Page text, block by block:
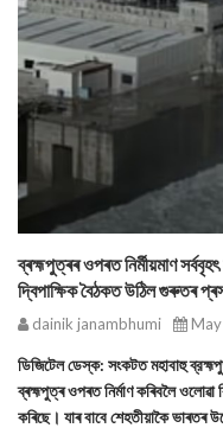
ব্ৰহ্মপুত্ৰৰ ওপৰত নির্মীয়মাণ
দ্বিপাক্ষিক বৈঠকত উঠিল গুৰুতৰ
dainik janambhumi
ডিজিটেল ডেস্ক: সংকটত মহাবাহু
ব্ৰহ্মপুত্ৰ ওপৰত নিৰ্মাণ কৰিবলৈ
কৰিছে। যাৰ বাবে শেহতীয়াকৈ